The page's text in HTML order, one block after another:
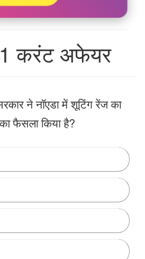
करंट अफेयर
ने नॉएडा में शूटिंग रेंज का
फैसला किया है?